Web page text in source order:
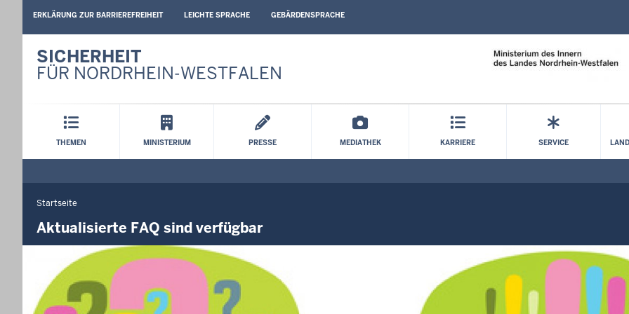
SPRACHEN
ERKLÄRUNG ZUR BARRIEREFREIHEIT LEICHTE SPRACHE GEBÄRDENSPRACHE
SICHERHEIT
FÜR NORDRHEIN-WESTFALEN
Hauptmenü
THEMEN MINISTERIUM PRESSE MEDIATHEK KARRIERE SERVICE
Sie
befinden
Startseite
Aktualisierte FAQ sind verfügbar